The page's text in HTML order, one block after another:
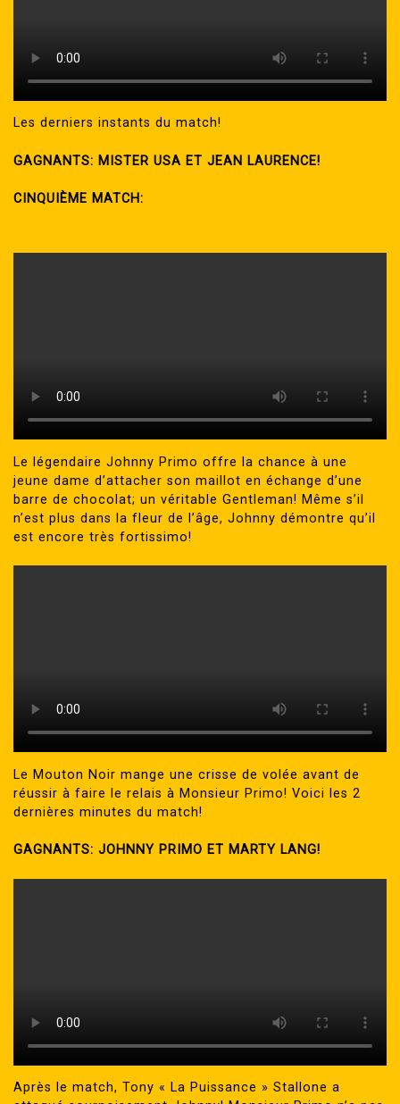
Les derniers instants du match!
GAGNANTS: MISTER USA ET JEAN LAURENCE!
CINQUIÈME MATCH:
Le légendaire Johnny Primo offre la chance à une
jeune dame d’attacher son maillot en échange d’une
barre de chocolat; un véritable Gentleman! Même s’il
n’est plus dans la fleur de l’âge, Johnny démontre qu’il
est encore très fortissimo!
Le Mouton Noir mange une crisse de volée avant de
réussir à faire le relais à Monsieur Primo! Voici les 2
dernières minutes du match!
GAGNANTS: JOHNNY PRIMO ET MARTY LANG!
Après le match, Tony « La Puissance » Stallone a